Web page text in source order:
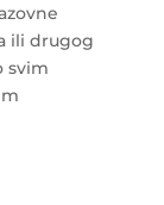
ili drugog
svim